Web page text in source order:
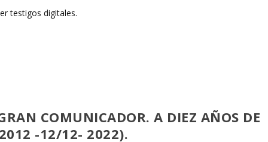
COMUNICADOR. A DIEZ AÑOS DE
-12/12- 2022).